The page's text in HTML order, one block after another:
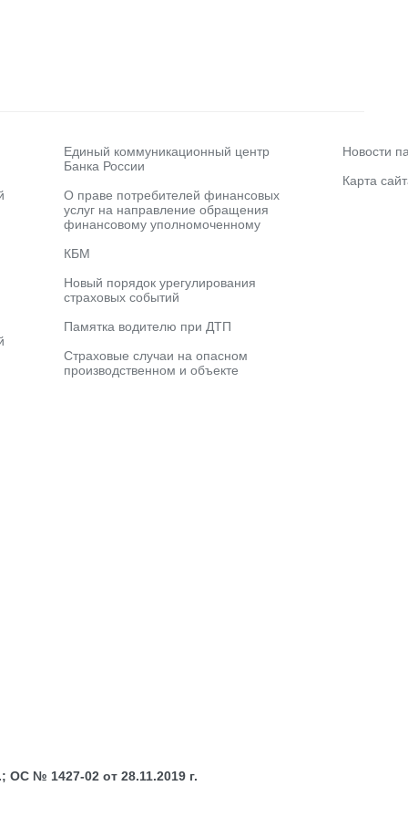
Единый коммуникационный центр
Банка России
О праве потребителей финансовых
услуг на направление обращения
финансовому уполномоченному
КБМ
Новый порядок урегулирования
страховых событий
Памятка водителю при ДТП
Страховые случаи на опасном
производственном и объекте
Новости
Карта
№ 1427-02 от 28.11.2019 г.